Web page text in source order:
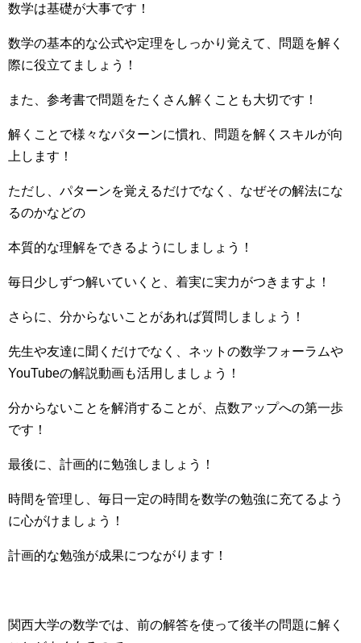
数学は基礎が大事です！
数学の基本的な公式や定理をしっかり覚えて、問題を解く
際に役立てましょう！
また、参考書で問題をたくさん解くことも大切です！
解くことで様々なパターンに慣れ、問題を解くスキルが向
上します！
ただし、パターンを覚えるだけでなく、なぜその解法にな
るのかなどの
本質的な理解をできるようにしましょう！
毎日少しずつ解いていくと、着実に実力がつきますよ！
さらに、分からないことがあれば質問しましょう！
先生や友達に聞くだけでなく、ネットの数学フォーラムや
YouTubeの解説動画も活用しましょう！
分からないことを解消することが、点数アップへの第一歩
です！
最後に、計画的に勉強しましょう！
時間を管理し、毎日一定の時間を数学の勉強に充てるよう
に心がけましょう！
計画的な勉強が成果につながります！
関西大学の数学では、前の解答を使って後半の問題に解く